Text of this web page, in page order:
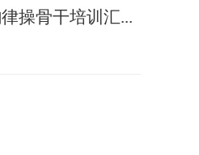
操骨干培训汇...